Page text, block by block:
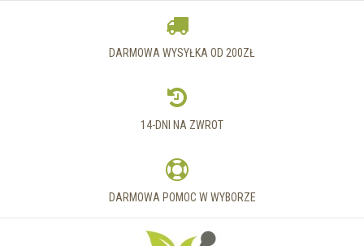
DARMOWA WYSYŁKA OD 200ZŁ
14-DNI NA ZWROT
DARMOWA POMOC W WYBORZE